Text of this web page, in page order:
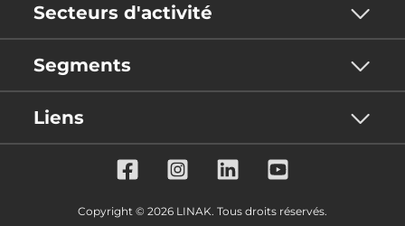
Secteurs d'activité
Segments
Liens
Copyright © 2026 LINAK. Tous droits réservés.